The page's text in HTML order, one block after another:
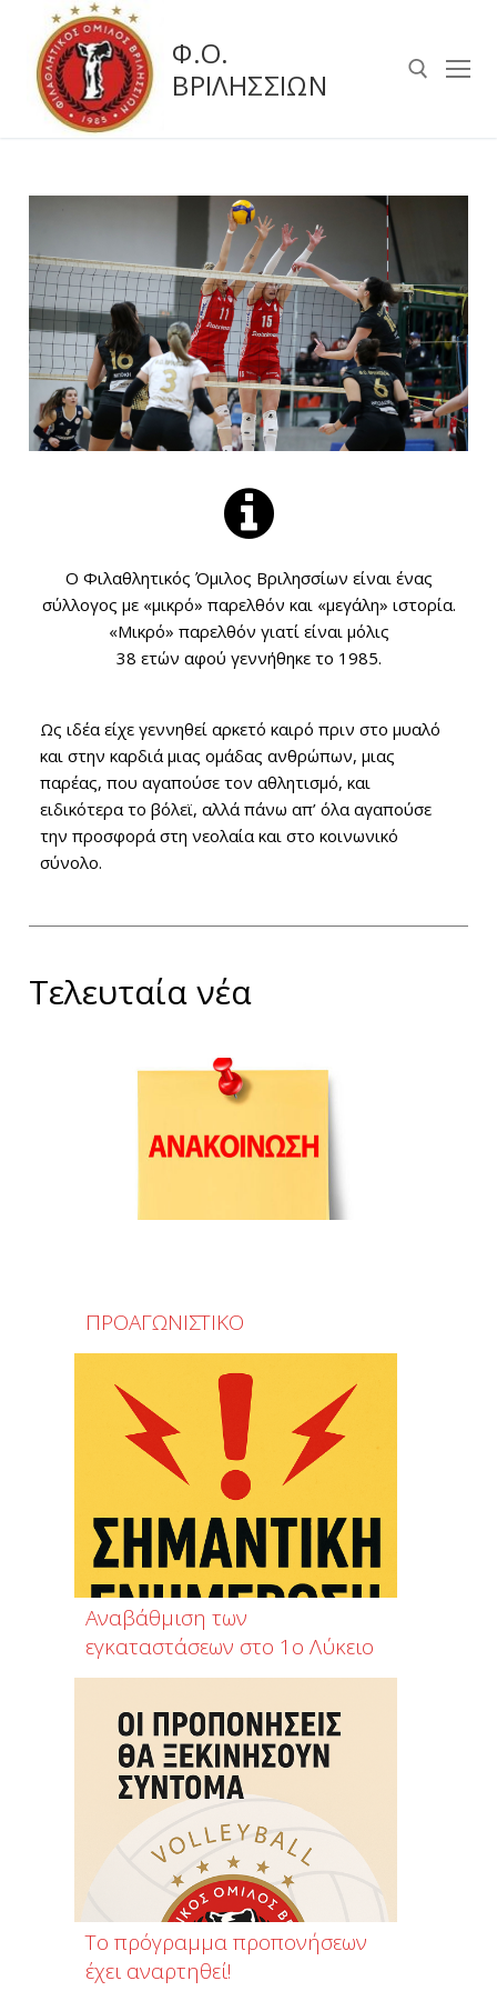
Φ.Ο.
ΒΡΙΛΗΣΣΙΩΝ
Ο Φιλαθλητικός Όμιλος Βριλησσίων είναι ένας
σύλλογος με «μικρό» παρελθόν και «μεγάλη» ιστορία.
«Μικρό» παρελθόν γιατί είναι μόλις
38 ετών αφού γεννήθηκε το 1985.
Ως ιδέα είχε γεννηθεί αρκετό καιρό πριν στο μυαλό
και στην καρδιά μιας ομάδας ανθρώπων, μιας
παρέας, που αγαπούσε τον αθλητισμό, και
ειδικότερα το βόλεϊ, αλλά πάνω απ’ όλα αγαπούσε
την προσφορά στη νεολαία και στο κοινωνικό
σύνολο.
Τελευταία νέα
ΠΡΟΑΓΩΝΙΣΤΙΚΟ
Αναβάθμιση των
εγκαταστάσεων στο 1ο Λύκειο
Το πρόγραμμα προπονήσεων
έχει αναρτηθεί!